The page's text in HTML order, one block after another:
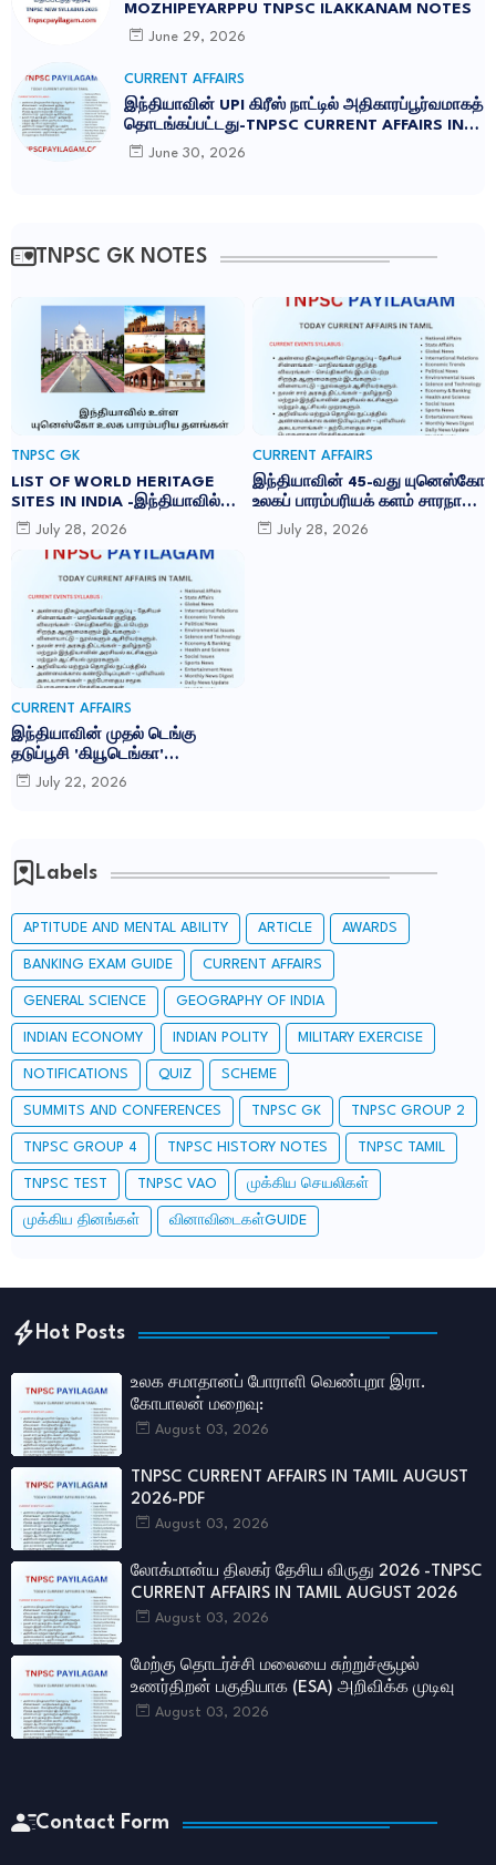
MOZHIPEYARPPU TNPSC ILAKKANAM NOTES
June 29, 2026
CURRENT AFFAIRS
இந்தியாவின் UPI கிரீஸ் நாட்டில் அதிகாரப்பூர்வமாகத்
தொடங்கப்பட்டது-TNPSC CURRENT AFFAIRS IN
TAMIL JUNE 2026
June 30, 2026
TNPSC GK NOTES
TNPSC GK
LIST OF WORLD HERITAGE
SITES IN INDIA -இந்தியாவில்
உள்ள 45 யுனெஸ்கோ உலக
பாரம்பரிய தளங்கள்:
July 28, 2026
CURRENT AFFAIRS
இந்தியாவின் 45-வது யுனெஸ்கோ
உலகப் பாரம்பரியக் களம் சாரநாத்:
TNPSC CURRENT AFFAIRS IN
TAMIL JULY 2026
July 28, 2026
CURRENT AFFAIRS
இந்தியாவின் முதல் டெங்கு
தடுப்பூசி 'கியூடெங்கா'
(Qdenga): TNPSC CURRENT
AFFAIRS IN TAMIL JULY 2026
July 22, 2026
Labels
APTITUDE AND MENTAL ABILITY ARTICLE AWARDS
BANKING EXAM GUIDE CURRENT AFFAIRS
GENERAL SCIENCE GEOGRAPHY OF INDIA
INDIAN ECONOMY INDIAN POLITY MILITARY EXERCISE
NOTIFICATIONS QUIZ SCHEME
SUMMITS AND CONFERENCES TNPSC GK TNPSC GROUP 2
TNPSC GROUP 4 TNPSC HISTORY NOTES TNPSC TAMIL
TNPSC TEST TNPSC VAO முக்கிய செயலிகள்
முக்கிய தினங்கள் வினாவிடைகள்GUIDE
Hot Posts
உலக சமாதானப் போராளி வெண்புறா இரா.
கோபாலன் மறைவு:
August 03, 2026
TNPSC CURRENT AFFAIRS IN TAMIL AUGUST
2026-PDF
August 03, 2026
லோக்மான்ய திலகர் தேசிய விருது 2026 -TNPSC
CURRENT AFFAIRS IN TAMIL AUGUST 2026
August 03, 2026
மேற்கு தொடர்ச்சி மலையை சுற்றுச்சூழல்
உணர்திறன் பகுதியாக (ESA) அறிவிக்க முடிவு
August 03, 2026
Contact Form